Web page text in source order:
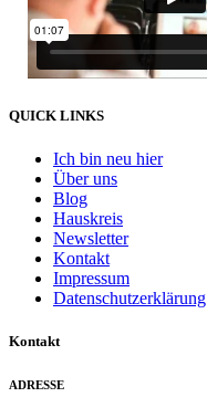
QUICK LINKS
Ich bin neu hier
Über uns
Blog
Hauskreis
Newsletter
Kontakt
Impressum
Datenschutzerklärung
Kontakt
ADRESSE